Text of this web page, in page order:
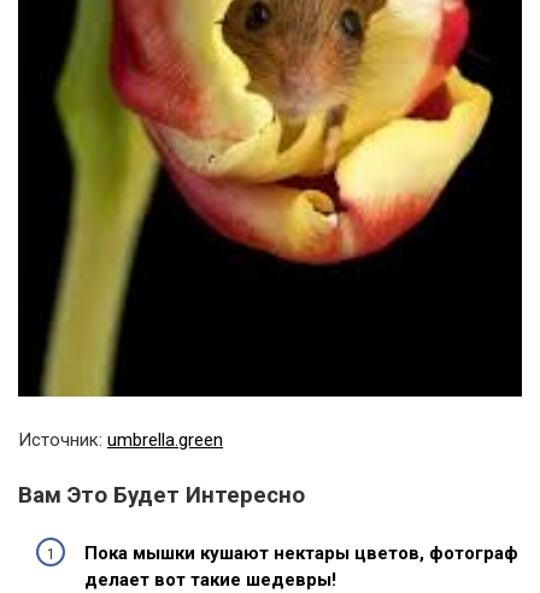
Источник: umbrella.green
Вам Это Будет Интересно
Пока мышки кушают нектары цветов, фотограф
делает вот такие шедевры!